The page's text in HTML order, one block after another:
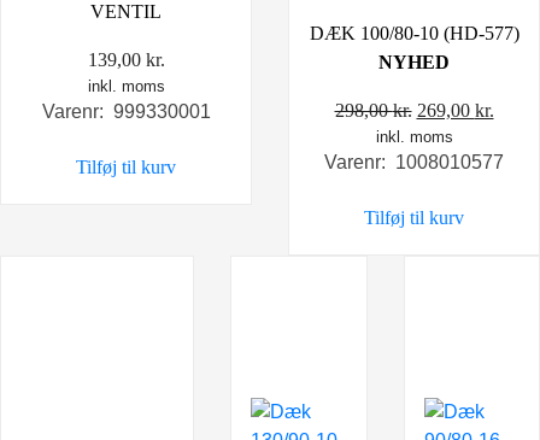
VENTIL
139,00 kr.
inkl. moms
Varenr: 999330001
Tilføj til kurv
DÆK 100/80-10 (HD-577)
NYHED
298,00kr. Den
oprindelige
pris
298,00 kr..
269,00 kr.Den
pris
inkl. moms
Varenr: 1008010577
Tilføj til kurv